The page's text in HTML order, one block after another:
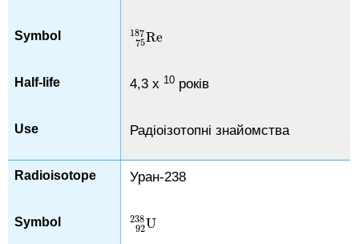
Re
75
187
Re75187
4,3 х 10 років
Радіоізотопні знайомства
Уран-238
U
92
238
U92238